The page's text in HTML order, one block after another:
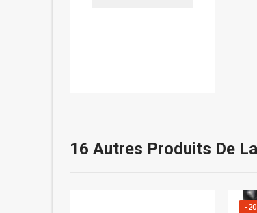
16 Autres Produits De
-